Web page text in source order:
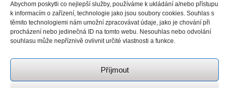
Abychom poskytli co nejlepší služby, používáme k ukládání a/nebo přístupu
k informacím o zařízení, technologie jako jsou soubory cookies. Souhlas s
těmito technologiemi nám umožní zpracovávat údaje, jako je chování při
procházení nebo jedinečná ID na tomto webu. Nesouhlas nebo odvolání
souhlasu může nepříznivě ovlivnit určité vlastnosti a funkce.
Příjmout